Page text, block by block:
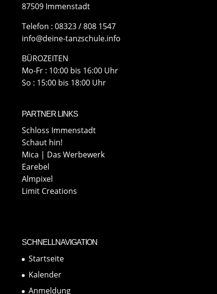
87509 Immenstadt
​Telefon : 08323 / 808 1547
info@deine-tanzschule.info
BÜROZEITEN
Mo-Fr : 10:00 bis 16:00 Uhr
So : 15:00 bis 18:00 Uhr
PARTNER LINKS
Schloss Immenstadt
Schaut hin!
Mica | Das Werbewerk
Earebel
Almpixel
Limit Creations
SCHNELLNAVIGATION
Startseite
Kalender
Anmeldung